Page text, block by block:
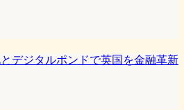
デジタルポンドで英国を金融革新